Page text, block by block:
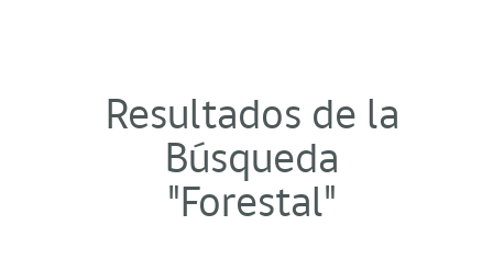
Resultados de la
Búsqueda
"Forestal"